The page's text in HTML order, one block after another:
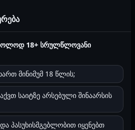
5 ახალი
5
18+ სრულწლოვანი
მინიმუმ 18 წლის;
საიტზე არსებული შინაარსის
პასუხისმგებლობით იყენებთ